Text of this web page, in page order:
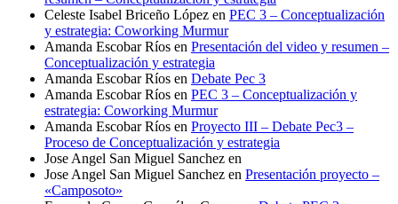
Celeste Isabel Briceño López en PEC 3 – Conceptualización
y estrategia: Coworking Murmur
Amanda Escobar Ríos en Presentación del video y resumen –
Conceptualización y estrategia
Amanda Escobar Ríos en Debate Pec 3
Amanda Escobar Ríos en PEC 3 – Conceptualización y
estrategia: Coworking Murmur
Amanda Escobar Ríos en Proyecto III – Debate Pec3 –
Proceso de Conceptualización y estrategia
Jose Angel San Miguel Sanchez en
Jose Angel San Miguel Sanchez en Presentación proyecto –
«Camposoto»